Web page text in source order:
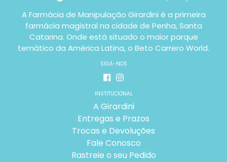
A Farmácia de Manipulação Girardini é a primeira
farmácia magistral na cidade de Penha, Santa
Catarina. Onde está situado o maior parque
temático da América Latina, o Beto Carrero World.
SIGA-NOS
Facebook
Instagram
INSTITUCIONAL
A Girardini
Entregas e Prazos
Trocas e Devoluções
Fale Conosco
Rastreie o seu Pedido